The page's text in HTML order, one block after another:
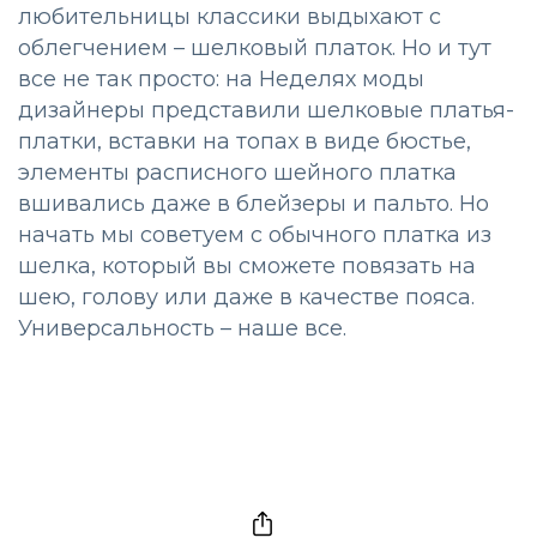
любительницы классики выдыхают с
облегчением – шелковый платок. Но и тут
все не так просто: на Неделях моды
дизайнеры представили шелковые платья-
платки, вставки на топах в виде бюстье,
элементы расписного шейного платка
вшивались даже в блейзеры и пальто. Но
начать мы советуем с обычного платка из
шелка, который вы сможете повязать на
шею, голову или даже в качестве пояса.
Универсальность – наше все.